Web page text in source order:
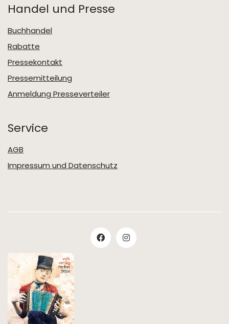
Handel und Presse
Buchhandel
Rabatte
Pressekontakt
Pressemitteilung
Anmeldung Presseverteiler
Service
AGB
Impressum und Datenschutz